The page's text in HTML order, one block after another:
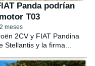
Panda podrían
T03
meses
2CV y FIAT Pandina
y la firma...